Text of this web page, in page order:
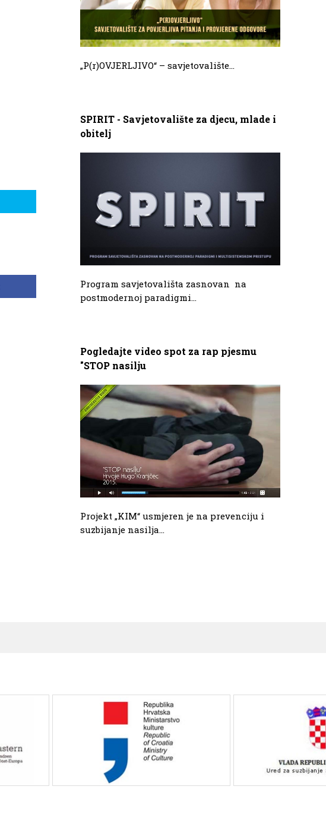
„P(r)OVJERLJIVO“ – savjetovalište...
SPIRIT - Savjetovalište za djecu, mlade i
obitelj
Program savjetovališta zasnovan na
postmodernoj paradigmi...
Pogledajte video spot za rap pjesmu
"STOP nasilju
Projekt „KIM“ usmjeren je na prevenciju i
suzbijanje nasilja...